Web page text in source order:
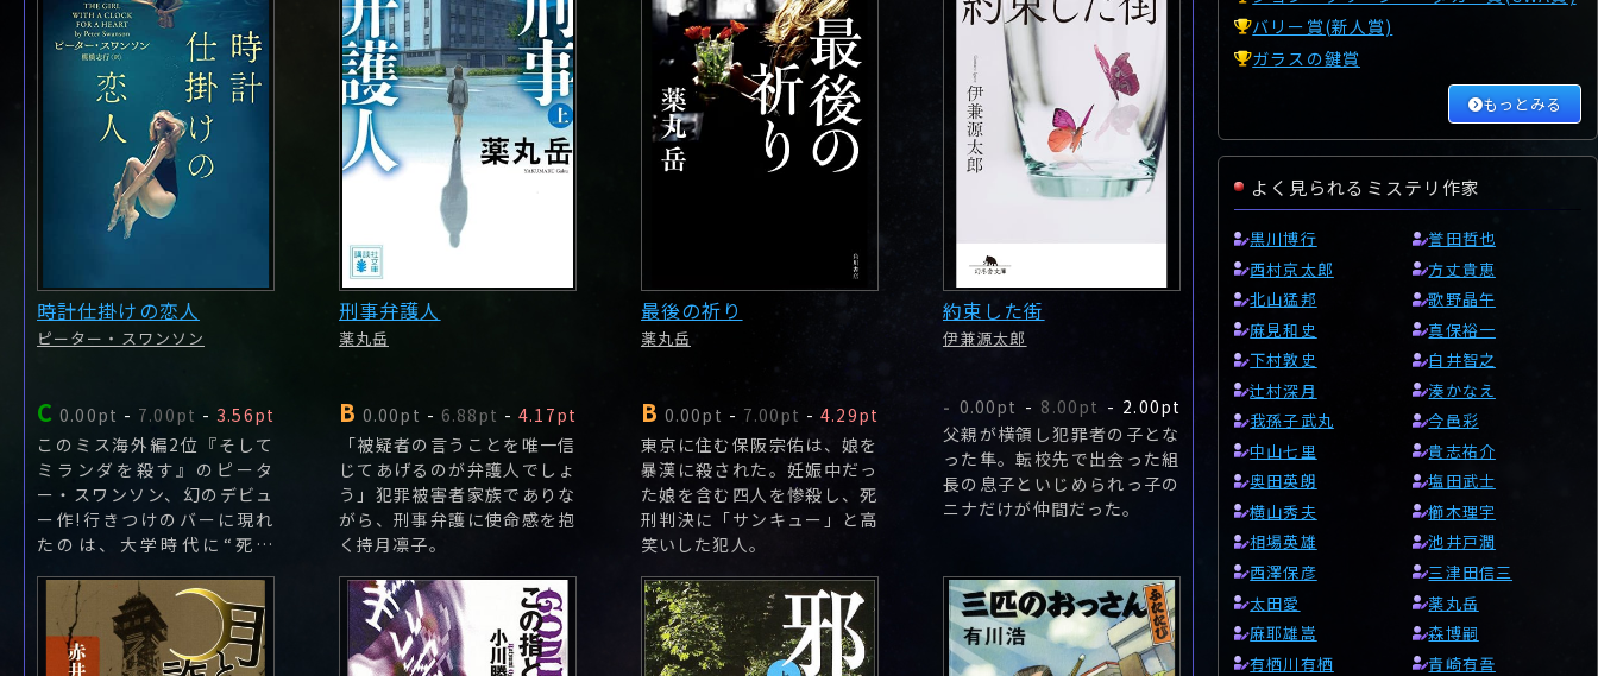
時計仕掛けの恋人
ピーター・スワンソン
C 0.00pt - 7.00pt - 3.56pt
このミス海外編2位『そして
ミランダを殺す』のピータ
ー・スワンソン、幻のデビュ
ー作!行きつけのバーに現れ
たのは、大学時代に“死ん
心奪われた者には、悪夢が待
っている。
刑事弁護人
薬丸岳
B 0.00pt - 6.88pt - 4.17pt
「被疑者の言うことを唯一信
じてあげるのが弁護人でしょ
う」犯罪被害者家族でありな
がら、刑事弁護に使命感を抱
く持月凛子。
最後の祈り
薬丸岳
B 0.00pt - 7.00pt - 4.29pt
東京に住む保阪宗佑は、娘を
暴漢に殺された。妊娠中だっ
た娘を含む四人を惨殺し、死
刑判決に「サンキュー」と高
笑いした犯人。
約束した街
伊兼源太郎
- 0.00pt - 8.00pt - 2.00pt
父親が横領し犯罪者の子とな
った隼。転校先で出会った組
長の息子といじめられっ子の
ニナだけが仲間だった。
バリー賞(新人賞)
ガラスの鍵賞
もっとみる
よく見られるミステリ作家
黒川博行
誉田哲也
西村京太郎
方丈貴恵
北山猛邦
歌野晶午
麻見和史
真保裕一
下村敦史
白井智之
辻村深月
湊かなえ
我孫子武丸
今邑彩
中山七里
貴志祐介
奥田英朗
塩田武士
横山秀夫
櫛木理宇
相場英雄
池井戸潤
西澤保彦
三津田信三
太田愛
薬丸岳
麻耶雄嵩
森博嗣
有栖川有栖
青崎有吾